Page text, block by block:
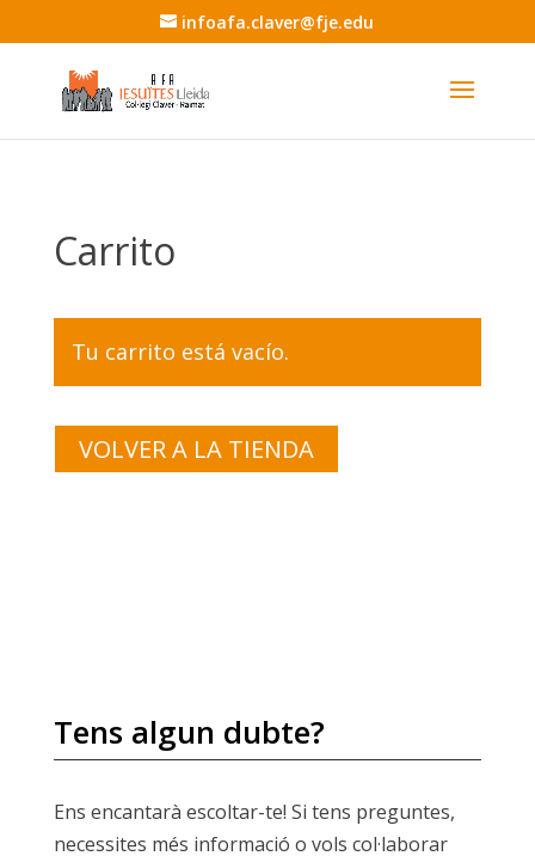
infoafa.claver@fje.edu
Carrito
Tu carrito está vacío.
VOLVER A LA TIENDA
Tens algun dubte?
Ens encantarà escoltar-te! Si tens preguntes,
necessites més informació o vols col·laborar